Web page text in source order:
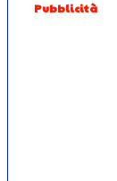
Pubblicità